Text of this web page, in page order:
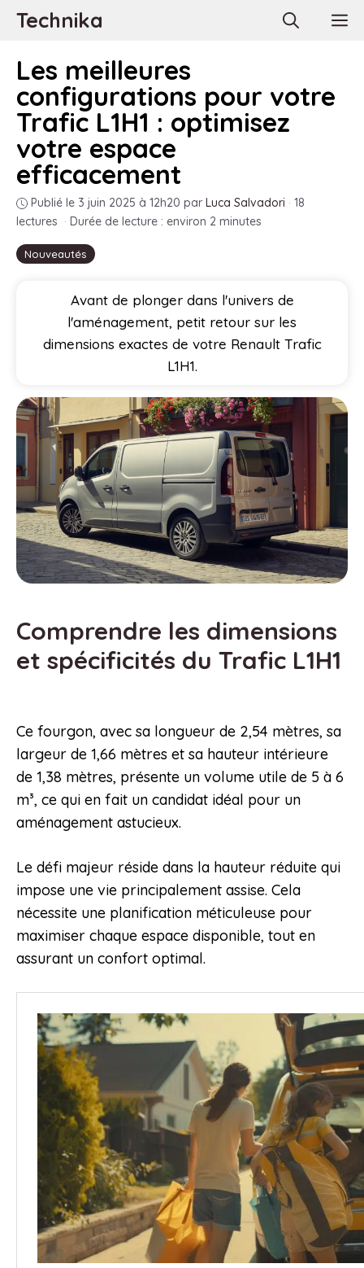
AllerTechnika
Nouveautés
Les meilleures
configurations pour votre
Trafic L1H1 : optimisez
votre espace
efficacement
Publié le 3 juin 2025 à 12h20 par Luca Salvadori · 18
lectures · Durée de lecture : environ 2 minutes
Avant de plonger dans l'univers de
l'aménagement, petit retour sur les
dimensions exactes de votre Renault Trafic
L1H1.
Comprendre les dimensions
et spécificités du Trafic L1H1
Ce fourgon, avec sa longueur de 2,54 mètres, sa
largeur de 1,66 mètres et sa hauteur intérieure
de 1,38 mètres, présente un volume utile de 5 à 6
m³, ce qui en fait un candidat idéal pour un
aménagement astucieux.
Le défi majeur réside dans la hauteur réduite qui
impose une vie principalement assise. Cela
nécessite une planification méticuleuse pour
maximiser chaque espace disponible, tout en
assurant un confort optimal.